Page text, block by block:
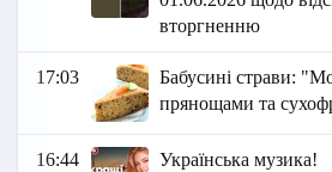
вторгненню
17:03
Бабусині страви:
прянощами та
16:44 Українська музика!